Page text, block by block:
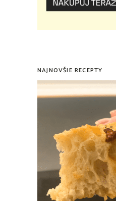
NAJNOVŠIE RECEPTY